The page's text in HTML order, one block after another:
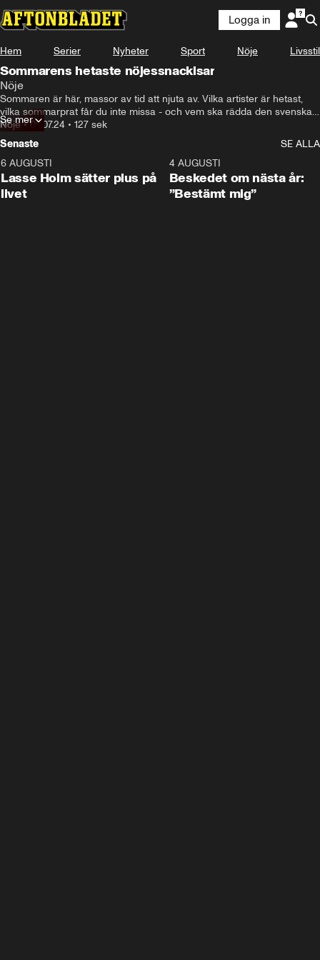
Logga in
Hem Serier Nyheter Sport Nöje Livsstil
Sommarens hetaste nöjessnackisar
Nöje
Sommaren är här, massor av tid att njuta av. Vilka artister är hetast,
vilka sommarprat får du inte missa - och vem ska rädda den svenska
biosommaren?
Aftonbladets Natalie Demirian guidar dig igenom sommarens hetaste
nöjessnackisar.
Nöje•09.07.24 • 127 sek
Se mer
Senaste
SE ALLA
6 AUGUSTI
Lasse Holm sätter plus på
livet
4 AUGUSTI
Beskedet om nästa år:
”Bestämt mig”